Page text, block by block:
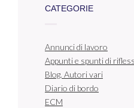
CATEGORIE
Annunci di lavoro
Appunti e spunti di
Blog. Autori vari
Diario di bordo
ECM